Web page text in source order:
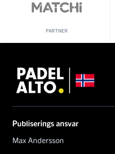
PARTNER
Publiserings ansvar
Max Andersson